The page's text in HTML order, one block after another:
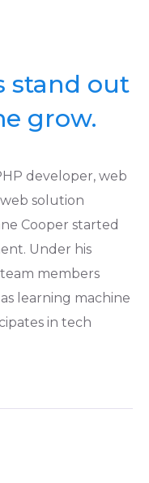
stand out
grow.
developer, web
solution
Cooper started
Under his
members
learning machine
in tech